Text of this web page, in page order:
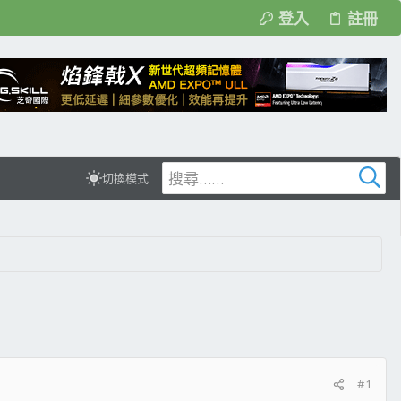
登入 註冊
切換模式
#1